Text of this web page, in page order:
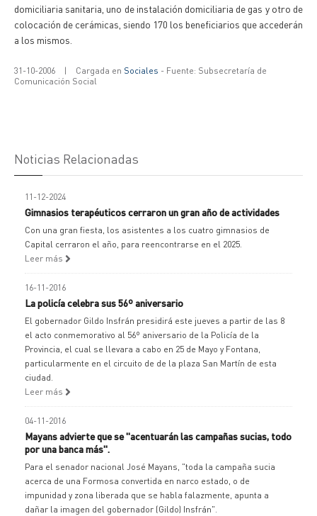
domiciliaria sanitaria, uno de instalación domiciliaria de gas y otro de
colocación de cerámicas, siendo 170 los beneficiarios que accederán
a los mismos.
31-10-2006 | Cargada en Sociales - Fuente: Subsecretaría de
Comunicación Social
Noticias Relacionadas
11-12-2024
Gimnasios terapéuticos cerraron un gran año de actividades
Con una gran fiesta, los asistentes a los cuatro gimnasios de
Capital cerraron el año, para reencontrarse en el 2025.
Leer más
16-11-2016
La policía celebra sus 56º aniversario
El gobernador Gildo Insfrán presidirá este jueves a partir de las 8
el acto conmemorativo al 56º aniversario de la Policía de la
Provincia, el cual se llevara a cabo en 25 de Mayo y Fontana,
particularmente en el circuito de de la plaza San Martín de esta
ciudad.
Leer más
04-11-2016
Mayans advierte que se "acentuarán las campañas sucias, todo
por una banca más".
Para el senador nacional José Mayans, "toda la campaña sucia
acerca de una Formosa convertida en narco estado, o de
impunidad y zona liberada que se habla falazmente, apunta a
dañar la imagen del gobernador (Gildo) Insfrán".